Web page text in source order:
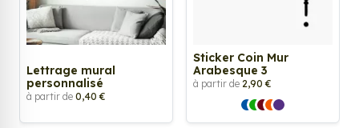
Lettrage mural
personnalisé
à partir de 0,40 €
Sticker Coin Mur
Arabesque 3
à partir de 2,90 €